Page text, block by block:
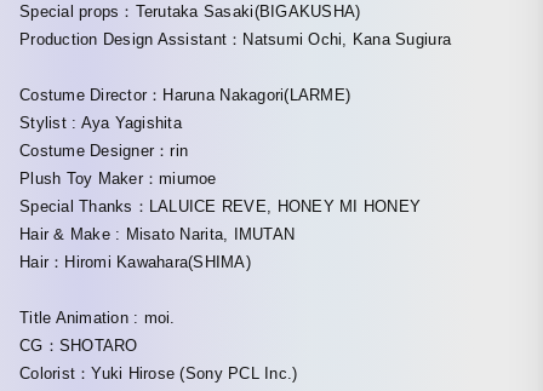
Special props：Terutaka Sasaki(BIGAKUSHA)
Production Design Assistant：Natsumi Ochi, Kana Sugiura
Costume Director：Haruna Nakagori(LARME)
Stylist : Aya Yagishita
Costume Designer：rin
Plush Toy Maker：miumoe
Special Thanks：LALUICE REVE, HONEY MI HONEY
Hair & Make : Misato Narita, IMUTAN
Hair：Hiromi Kawahara(SHIMA)
Title Animation : moi.
CG：SHOTARO
Colorist：Yuki Hirose (Sony PCL Inc.)